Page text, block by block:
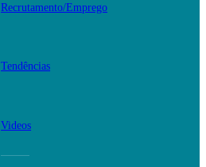
Recrutamento/Emprego
Tendências
Videos